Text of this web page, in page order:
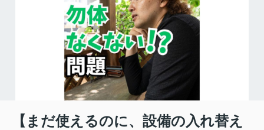
【まだ使えるのに、設備の入れ替え